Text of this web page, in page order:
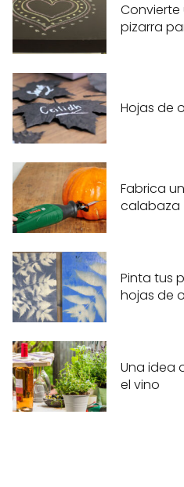
pizarra
Hojas de
Fabrica
calabaza
Pinta tus
hojas de
Una idea
el vino